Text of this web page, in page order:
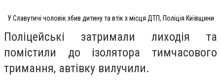
У Славутичі чоловік збив дитину та втік з місця ДТП, Поліція Київщини
Поліцейські затримали лиходія та
помістили до ізолятора тимчасового
тримання, автівку вилучили.